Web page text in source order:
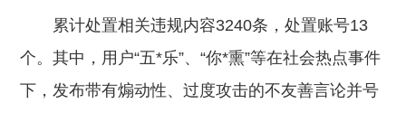
累计处置相关违规内容3240条，处置账号13
个。其中，用户“五*乐”、“你*熏”等在社会热点事件
下，发布带有煽动性、过度攻击的不友善言论并号